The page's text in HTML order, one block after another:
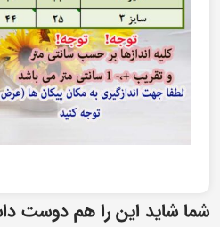
شما شاید این را هم دوست